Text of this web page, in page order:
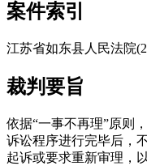
案件索引
江苏省如东县人民法院
裁判要旨
依据“一事不再理”原则
诉讼程序进行完毕后，
起诉或要求重新审理，